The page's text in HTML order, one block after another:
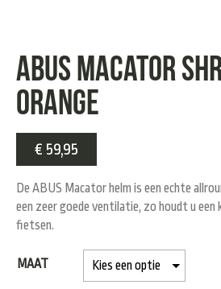
ABUS Macator
orange
€ 59,95
De ABUS Macator helm is een echte
een zeer goede ventilatie, zo houdt u
fietsen.
MAAT